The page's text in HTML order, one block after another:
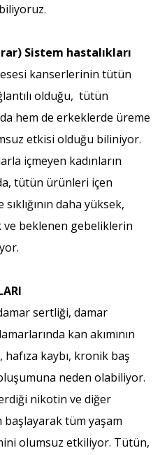
Sistem hastalıkları
kanserlerinin tütün
olduğu, tütün
hem de erkeklerde üreme
etkisi olduğu biliniyor.
içmeyen kadınların
tütün ürünleri içen
daha yüksek,
ve beklenen gebeliklerin
sertliği, damar
kan akımının
hafıza kaybı, kronik baş
neden olabiliyor.
nikotin ve diğer
başlayarak tüm yaşam
olumsuz etkiliyor. Tütün,